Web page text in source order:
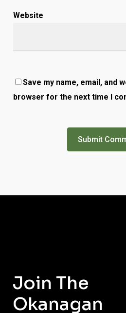
Website
Save my name, email, and
browser for the next time I
Join The
Okanagan